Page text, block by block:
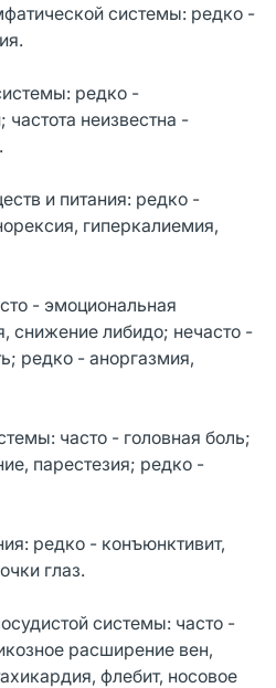
системы: редко -
редко -
неизвестна -
и питания: редко -
гиперкалиемия,
- эмоциональная
снижение либидо; нечасто -
редко - аноргазмия,
часто - головная боль;
парестезия; редко -
редко - конъюнктивит,
глаз.
­системы: часто -
расширение вен,
флебит, носовое